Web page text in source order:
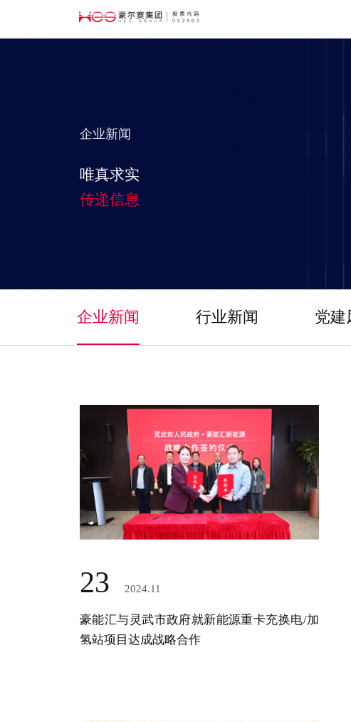
企业新闻
唯真求实
传递信息
企业新闻 行业新闻 党建
23 2024.11
豪能汇与灵武市政府就新能源重卡充换电/加
氢站项目达成战略合作